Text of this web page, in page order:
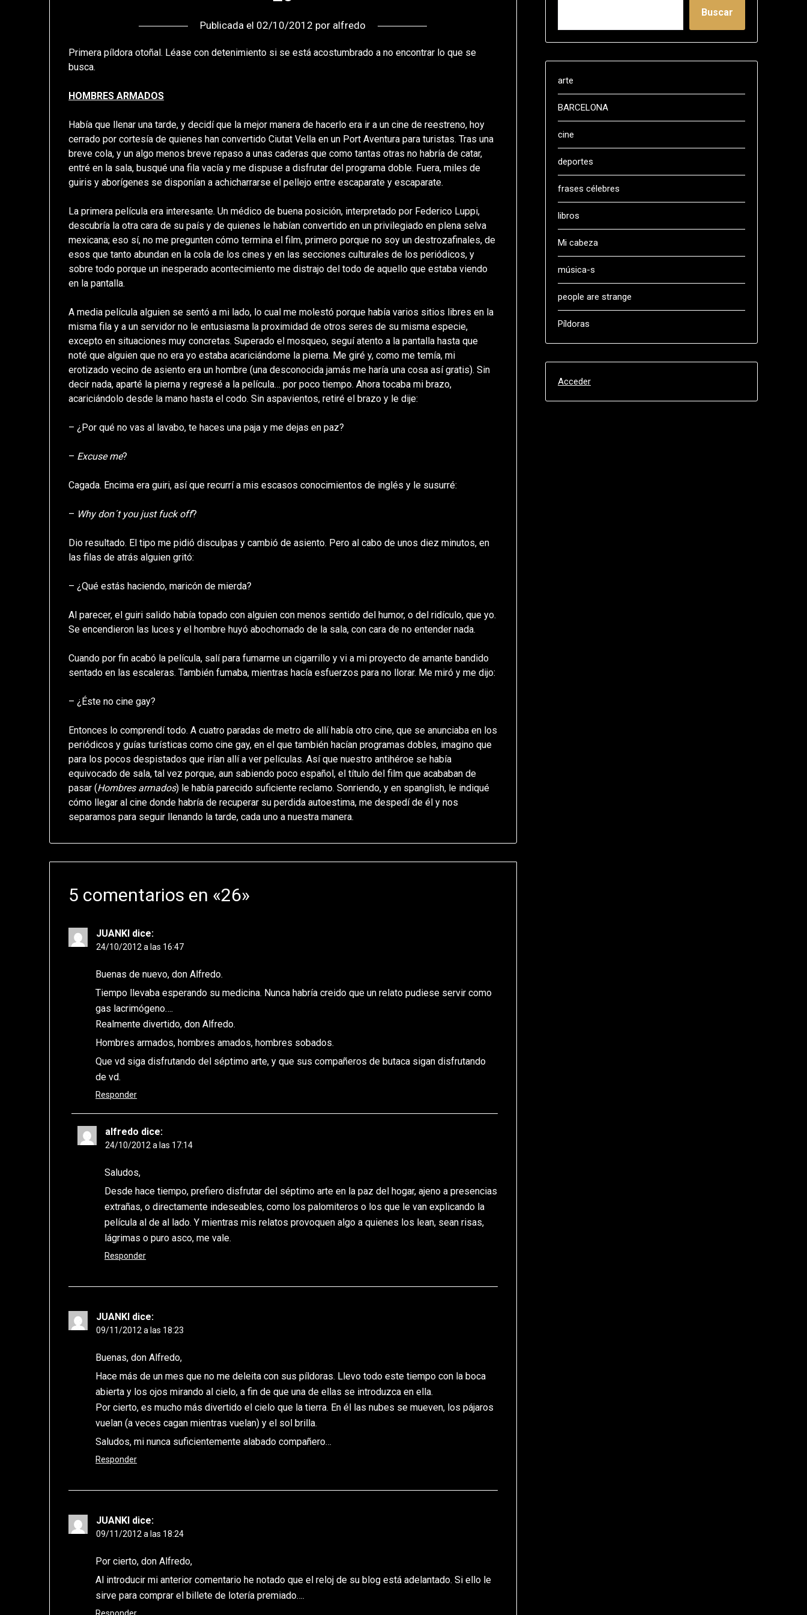
Publicada el 02/10/2012 por alfredo
Primera píldora otoñal. Léase con detenimiento si se está acostumbrado a no encontrar lo que se
busca.
HOMBRES ARMADOS
Había que llenar una tarde, y decidí que la mejor manera de hacerlo era ir a un cine de reestreno, hoy
cerrado por cortesía de quienes han convertido Ciutat Vella en un Port Aventura para turistas. Tras una
breve cola, y un algo menos breve repaso a unas caderas que como tantas otras no habría de catar,
entré en la sala, busqué una fila vacía y me dispuse a disfrutar del programa doble. Fuera, miles de
guiris y aborígenes se disponían a achicharrarse el pellejo entre escaparate y escaparate.
La primera película era interesante. Un médico de buena posición, interpretado por Federico Luppi,
descubría la otra cara de su país y de quienes le habían convertido en un privilegiado en plena selva
mexicana; eso sí, no me pregunten cómo termina el film, primero porque no soy un destrozafinales, de
esos que tanto abundan en la cola de los cines y en las secciones culturales de los periódicos, y
sobre todo porque un inesperado acontecimiento me distrajo del todo de aquello que estaba viendo
en la pantalla.
A media película alguien se sentó a mi lado, lo cual me molestó porque había varios sitios libres en la
misma fila y a un servidor no le entusiasma la proximidad de otros seres de su misma especie,
excepto en situaciones muy concretas. Superado el mosqueo, seguí atento a la pantalla hasta que
noté que alguien que no era yo estaba acariciándome la pierna. Me giré y, como me temía, mi
erotizado vecino de asiento era un hombre (una desconocida jamás me haría una cosa así gratis). Sin
decir nada, aparté la pierna y regresé a la película… por poco tiempo. Ahora tocaba mi brazo,
acariciándolo desde la mano hasta el codo. Sin aspavientos, retiré el brazo y le dije:
– ¿Por qué no vas al lavabo, te haces una paja y me dejas en paz?
– Excuse me?
Cagada. Encima era guiri, así que recurrí a mis escasos conocimientos de inglés y le susurré:
– Why don´t you just fuck off?
Dio resultado. El tipo me pidió disculpas y cambió de asiento. Pero al cabo de unos diez minutos, en
las filas de atrás alguien gritó:
– ¿Qué estás haciendo, maricón de mierda?
Al parecer, el guiri salido había topado con alguien con menos sentido del humor, o del ridículo, que yo.
Se encendieron las luces y el hombre huyó abochornado de la sala, con cara de no entender nada.
Cuando por fin acabó la película, salí para fumarme un cigarrillo y vi a mi proyecto de amante bandido
sentado en las escaleras. También fumaba, mientras hacía esfuerzos para no llorar. Me miró y me dijo:
– ¿Éste no cine gay?
Entonces lo comprendí todo. A cuatro paradas de metro de allí había otro cine, que se anunciaba en los
periódicos y guías turísticas como cine gay, en el que también hacían programas dobles, imagino que
para los pocos despistados que irían allí a ver películas. Así que nuestro antihéroe se había
equivocado de sala, tal vez porque, aun sabiendo poco español, el título del film que acababan de
pasar (Hombres armados) le había parecido suficiente reclamo. Sonriendo, y en spanglish, le indiqué
cómo llegar al cine donde habría de recuperar su perdida autoestima, me despedí de él y nos
separamos para seguir llenando la tarde, cada uno a nuestra manera.
5 comentarios en «26»
JUANKI dice:
24/10/2012 a las 16:47
Buenas de nuevo, don Alfredo.
Tiempo llevaba esperando su medicina. Nunca habría creido que un relato pudiese servir como
gas lacrimógeno….
Realmente divertido, don Alfredo.
Hombres armados, hombres amados, hombres sobados.
Que vd siga disfrutando del séptimo arte, y que sus compañeros de butaca sigan disfrutando
de vd.
Responder
alfredo dice:
24/10/2012 a las 17:14
Saludos,
Desde hace tiempo, prefiero disfrutar del séptimo arte en la paz del hogar, ajeno a presencias
extrañas, o directamente indeseables, como los palomiteros o los que le van explicando la
película al de al lado. Y mientras mis relatos provoquen algo a quienes los lean, sean risas,
lágrimas o puro asco, me vale.
Responder
JUANKI dice:
09/11/2012 a las 18:23
Buenas, don Alfredo,
Hace más de un mes que no me deleita con sus píldoras. Llevo todo este tiempo con la boca
abierta y los ojos mirando al cielo, a fin de que una de ellas se introduzca en ella.
Por cierto, es mucho más divertido el cielo que la tierra. En él las nubes se mueven, los pájaros
vuelan (a veces cagan mientras vuelan) y el sol brilla.
Saludos, mi nunca suficientemente alabado compañero…
Responder
JUANKI dice:
09/11/2012 a las 18:24
Por cierto, don Alfredo,
Al introducir mi anterior comentario he notado que el reloj de su blog está adelantado. Si ello le
sirve para comprar el billete de lotería premiado….
Buscar
arte
BARCELONA
cine
deportes
frases célebres
libros
Mi cabeza
música-s
people are strange
Píldoras
Acceder